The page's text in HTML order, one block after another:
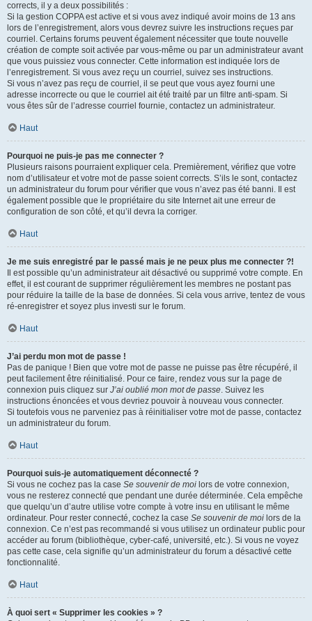
corrects, il y a deux possibilités :
Si la gestion COPPA est active et si vous avez indiqué avoir moins de 13 ans
lors de l’enregistrement, alors vous devrez suivre les instructions reçues par
courriel. Certains forums peuvent également nécessiter que toute nouvelle
création de compte soit activée par vous-même ou par un administrateur avant
que vous puissiez vous connecter. Cette information est indiquée lors de
l’enregistrement. Si vous avez reçu un courriel, suivez ses instructions.
Si vous n’avez pas reçu de courriel, il se peut que vous ayez fourni une
adresse incorrecte ou que le courriel ait été traité par un filtre anti-spam. Si
vous êtes sûr de l’adresse courriel fournie, contactez un administrateur.
Haut
Pourquoi ne puis-je pas me connecter ?
Plusieurs raisons pourraient expliquer cela. Premièrement, vérifiez que votre
nom d’utilisateur et votre mot de passe soient corrects. S’ils le sont, contactez
un administrateur du forum pour vérifier que vous n’avez pas été banni. Il est
également possible que le propriétaire du site Internet ait une erreur de
configuration de son côté, et qu’il devra la corriger.
Haut
Je me suis enregistré par le passé mais je ne peux plus me connecter ?!
Il est possible qu’un administrateur ait désactivé ou supprimé votre compte. En
effet, il est courant de supprimer régulièrement les membres ne postant pas
pour réduire la taille de la base de données. Si cela vous arrive, tentez de vous
ré-enregistrer et soyez plus investi sur le forum.
Haut
J’ai perdu mon mot de passe !
Pas de panique ! Bien que votre mot de passe ne puisse pas être récupéré, il
peut facilement être réinitialisé. Pour ce faire, rendez vous sur la page de
connexion puis cliquez sur J’ai oublié mon mot de passe. Suivez les
instructions énoncées et vous devriez pouvoir à nouveau vous connecter.
Si toutefois vous ne parveniez pas à réinitialiser votre mot de passe, contactez
un administrateur du forum.
Haut
Pourquoi suis-je automatiquement déconnecté ?
Si vous ne cochez pas la case Se souvenir de moi lors de votre connexion,
vous ne resterez connecté que pendant une durée déterminée. Cela empêche
que quelqu’un d’autre utilise votre compte à votre insu en utilisant le même
ordinateur. Pour rester connecté, cochez la case Se souvenir de moi lors de la
connexion. Ce n’est pas recommandé si vous utilisez un ordinateur public pour
accéder au forum (bibliothèque, cyber-café, université, etc.). Si vous ne voyez
pas cette case, cela signifie qu’un administrateur du forum a désactivé cette
fonctionnalité.
Haut
À quoi sert « Supprimer les cookies » ?